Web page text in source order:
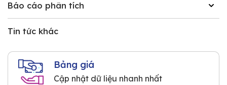
Báo cáo phân tích
Tin tức khác
Bảng giá
Cập nhật dữ liệu nhanh nhất